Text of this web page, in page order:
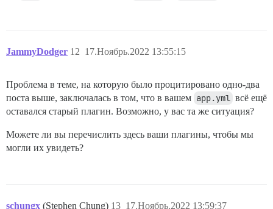
JammyDodger 17.Ноябрь.2022 13:55:15
12
Проблема в теме, на которую было процитировано одно-два
поста выше, заключалась в том, что в вашем app.yml всё ещё
оставался старый плагин. Возможно, у вас та же ситуация?
Можете ли вы перечислить здесь ваши плагины, чтобы мы
могли их увидеть?
schungx (Stephen Chung) 17.Ноябрь.2022 13:59:37
13